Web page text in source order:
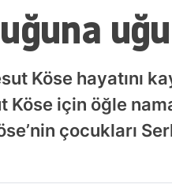
Köse hayatını
Köse için öğle
çocukları